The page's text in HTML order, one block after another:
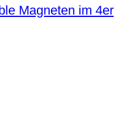
Magneten im 4er